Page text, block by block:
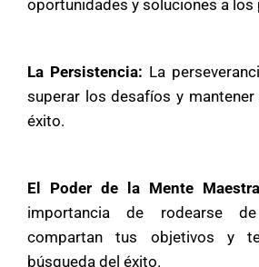
oportunidades y soluciones a los
La Persistencia: La
superar los desafíos y mantener
éxito.
El Poder de la Mente
importancia de rodearse
compartan tus objetivos y
búsqueda del éxito.